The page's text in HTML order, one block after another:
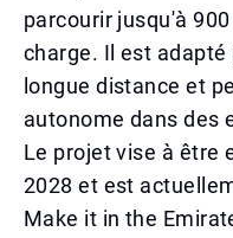
parcourir jusqu'à
charge. Il est
longue distance et
autonome dans des
Le projet vise à être
2028 et est
Make it in the